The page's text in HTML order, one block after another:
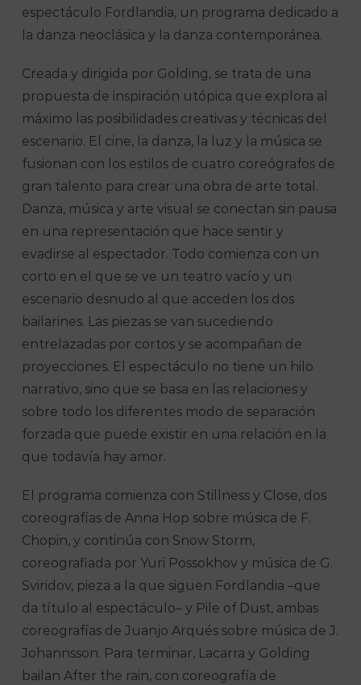
espectáculo Fordlandia, un programa dedicado a
la danza neoclásica y la danza contemporánea.
Creada y dirigida por Golding, se trata de una
propuesta de inspiración utópica que explora al
máximo las posibilidades creativas y técnicas del
escenario. El cine, la danza, la luz y la música se
fusionan con los estilos de cuatro coreógrafos de
gran talento para crear una obra de arte total.
Danza, música y arte visual se conectan sin pausa
en una representación que hace sentir y
evadirse al espectador. Todo comienza con un
corto en el que se ve un teatro vacío y un
escenario desnudo al que acceden los dos
bailarines. Las piezas se van sucediendo
entrelazadas por cortos y se acompañan de
proyecciones. El espectáculo no tiene un hilo
narrativo, sino que se basa en las relaciones y
sobre todo los diferentes modo de separación
forzada que puede existir en una relación en la
que todavía hay amor.
El programa comienza con Stillness y Close, dos
coreografías de Anna Hop sobre música de F.
Chopin, y continúa con Snow Storm,
coreografiada por Yuri Possokhov y música de G.
Sviridov, pieza a la que siguen Fordlandia –que
da título al espectáculo– y Pile of Dust, ambas
coreografías de Juanjo Arqués sobre música de J.
Johannsson. Para terminar, Lacarra y Golding
bailan After the rain, con coreografía de